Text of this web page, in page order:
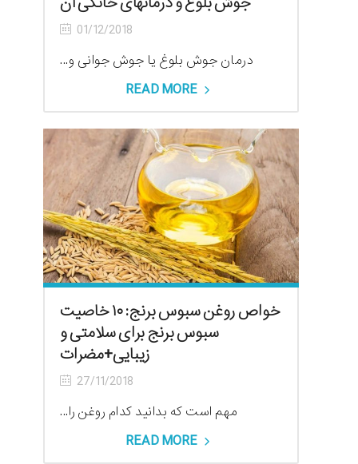
01/12/2018
درمان جوش بلوغ یا جوش جوانی و...
READ MORE
خواص روغن سبوس برنج: ۱۰ خاصیت
سبوس برنج برای سلامتی و
زیبایی+مضرات
27/11/2018
مهم است که بدانید کدام روغن را...
READ MORE